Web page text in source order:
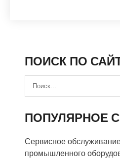
ПОИСК ПО
ПОПУЛЯРНОЕ
Сервисное
промышленного